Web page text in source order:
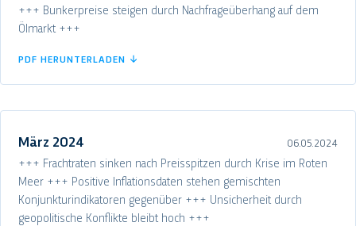
+++ Bunkerpreise steigen durch Nachfrageüberhang auf dem
Ölmarkt +++
PDF HERUNTERLADEN ↓
März 2024 06.05.2024
+++ Frachtraten sinken nach Preisspitzen durch Krise im Roten
Meer +++ Positive Inflationsdaten stehen gemischten
Konjunkturindikatoren gegenüber +++ Unsicherheit durch
geopolitische Konflikte bleibt hoch +++